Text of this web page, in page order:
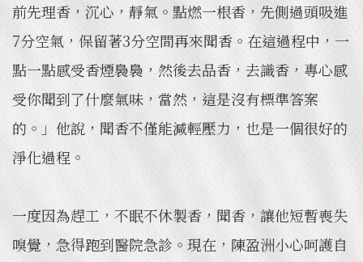
前先理香，沉心，靜氣。點燃一根香，先側過頭吸進
7分空氣，保留著3分空間再來聞香。在這過程中，一
點一點感受香煙裊裊，然後去品香，去識香，專心感
受你聞到了什麼氣味，當然，這是沒有標準答案
的。」他說，聞香不僅能減輕壓力，也是一個很好的
淨化過程。
一度因為趕工，不眠不休製香，聞香，讓他短暫喪失
嗅覺，急得跑到醫院急診。現在，陳盈洲小心呵護自